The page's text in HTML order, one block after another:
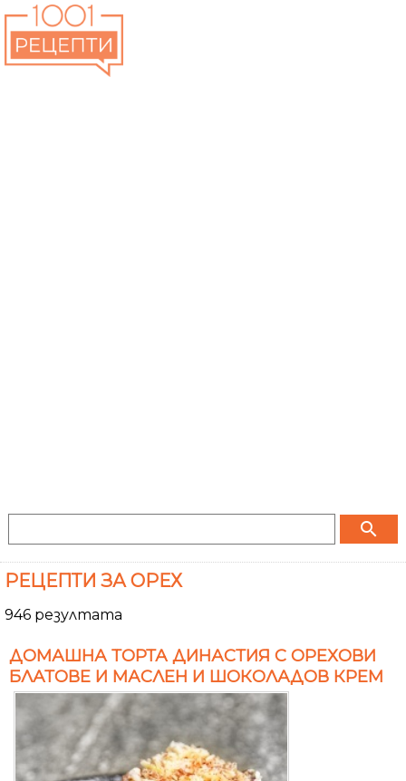
search
РЕЦЕПТИ ЗА ОРЕХ
946 резултата
ДОМАШНА ТОРТА ДИНАСТИЯ С ОРЕХОВИ
БЛАТОВЕ И МАСЛЕН И ШОКОЛАДОВ КРЕМ